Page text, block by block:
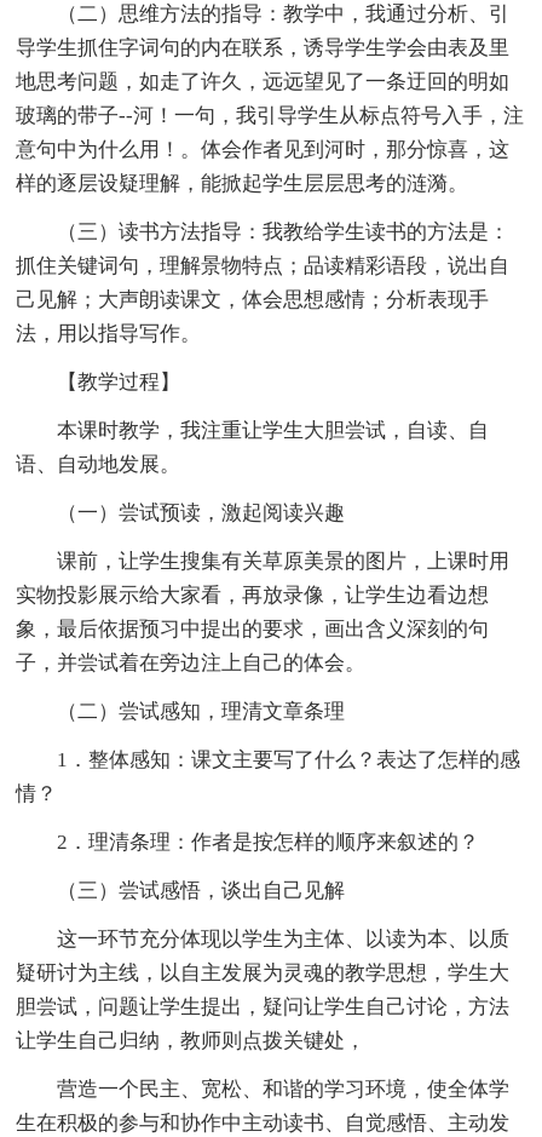
（二）思维方法的指导：教学中，我通过分析、引
导学生抓住字词句的内在联系，诱导学生学会由表及里
地思考问题，如走了许久，远远望见了一条迂回的明如
玻璃的带子--河！一句，我引导学生从标点符号入手，注
意句中为什么用！。体会作者见到河时，那分惊喜，这
样的逐层设疑理解，能掀起学生层层思考的涟漪。
（三）读书方法指导：我教给学生读书的方法是：
抓住关键词句，理解景物特点；品读精彩语段，说出自
己见解；大声朗读课文，体会思想感情；分析表现手
法，用以指导写作。
【教学过程】
本课时教学，我注重让学生大胆尝试，自读、自
语、自动地发展。
（一）尝试预读，激起阅读兴趣
课前，让学生搜集有关草原美景的图片，上课时用
实物投影展示给大家看，再放录像，让学生边看边想
象，最后依据预习中提出的要求，画出含义深刻的句
子，并尝试着在旁边注上自己的体会。
（二）尝试感知，理清文章条理
1．整体感知：课文主要写了什么？表达了怎样的感
情？
2．理清条理：作者是按怎样的顺序来叙述的？
（三）尝试感悟，谈出自己见解
这一环节充分体现以学生为主体、以读为本、以质
疑研讨为主线，以自主发展为灵魂的教学思想，学生大
胆尝试，问题让学生提出，疑问让学生自己讨论，方法
让学生自己归纳，教师则点拨关键处，
营造一个民主、宽松、和谐的学习环境，使全体学
生在积极的参与和协作中主动读书、自觉感悟、主动发